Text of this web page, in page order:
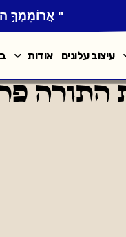
" אֲרוֹמִמְךָ֣
עיצוב עלונים אודות